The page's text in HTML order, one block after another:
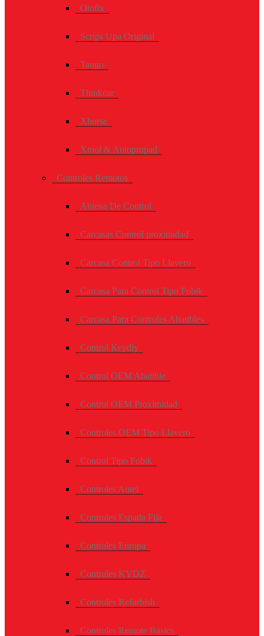
Otofix
Scrips Upa Original
Tango
Thinkcar
Xhorse
Xtool & Autopropad
Controles Remotos
Antena De Control
Carcasas Control proximidad
Carcasa Control Tipo Llavero
Carcasa Para Control Tipo Fobik
Carcasa Para Controles Abatibles
Control Keydiy
Control OEM Abatible
Control OEM Proximidad
Controles OEM Tipo Llavero
Control Tipo Fobik
Controles Autel
Controles Espada Fija
Controles Europa
Controles KYDZ
Controles Refurbish
Controles Remote Basics